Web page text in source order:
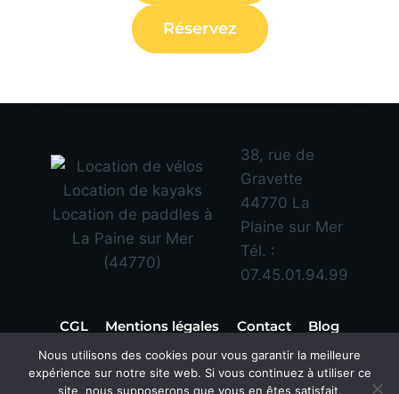
Réservez
38, rue de
Gravette
44770 La
Plaine sur Mer
Tél. :
07.45.01.94.99
CGL Mentions légales Contact Blog
Facebook
Instagram
Linkedin
Nous utilisons des cookies pour vous garantir la meilleure
expérience sur notre site web. Si vous continuez à utiliser ce
site, nous supposerons que vous en êtes satisfait.